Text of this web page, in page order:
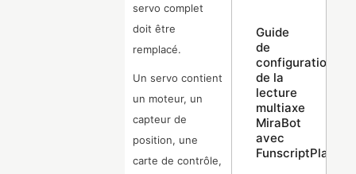
servo complet
doit être
remplacé.
Un servo contient
un moteur, un
capteur de
position, une
carte de contrôle,
Guide
de
configuration
de la
lecture
multiaxe
MiraBot
avec
FunscriptPlayer